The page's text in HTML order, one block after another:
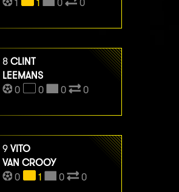
1 1 0 0
8 CLINT
LEEMANS
0
0 0 0
9 VITO
VAN CROOY
0
1 0 0